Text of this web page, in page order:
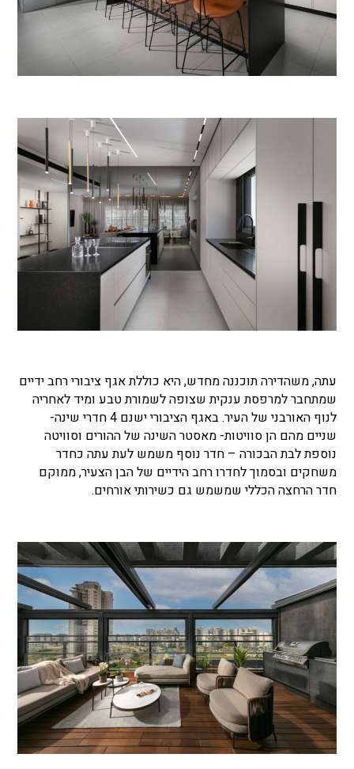
עתה, משהדירה תוכננה מחדש, היא כוללת אגף ציבורי רחב ידיים
שמתחבר למרפסת ענקית שצופה לשמורת טבע ומיד לאחריה
לנוף האורבני של העיר. באגף הציבורי ישנם 4 חדרי שינה-
שניים מהם הן סוויטות- מאסטר השינה של ההורים וסוויטה
נוספת לבת הבכורה – חדר נוסף משמש לעת עתה כחדר
משחקים ובסמוך לחדרו רחב הידיים של הבן הצעיר, ממוקם
חדר הרחצה הכללי שמשמש גם כשירותי אורחים.